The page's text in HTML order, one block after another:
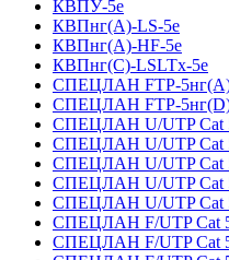
КВПУ-5е
КВПнг(А)-LS-5е
КВПнг(А)-HF-5е
КВПнг(С)-LSLTx-5е
СПЕЦЛАН FTP-
СПЕЦЛАН FTP-
СПЕЦЛАН U/UTP Cat
СПЕЦЛАН U/UTP Cat
СПЕЦЛАН U/UTP Cat
СПЕЦЛАН U/UTP Cat
СПЕЦЛАН U/UTP Cat
СПЕЦЛАН F/UTP Cat
СПЕЦЛАН F/UTP Cat